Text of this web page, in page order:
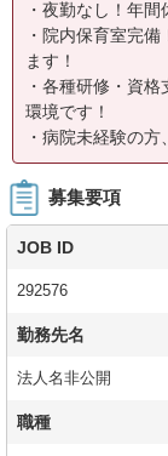
・夜勤なし！年
・院内保育室完
ます！
・各種研修・資
環境です！
・病院未経験の
募集要項
JOB ID
292576
勤務先名
法人名非公開
職種